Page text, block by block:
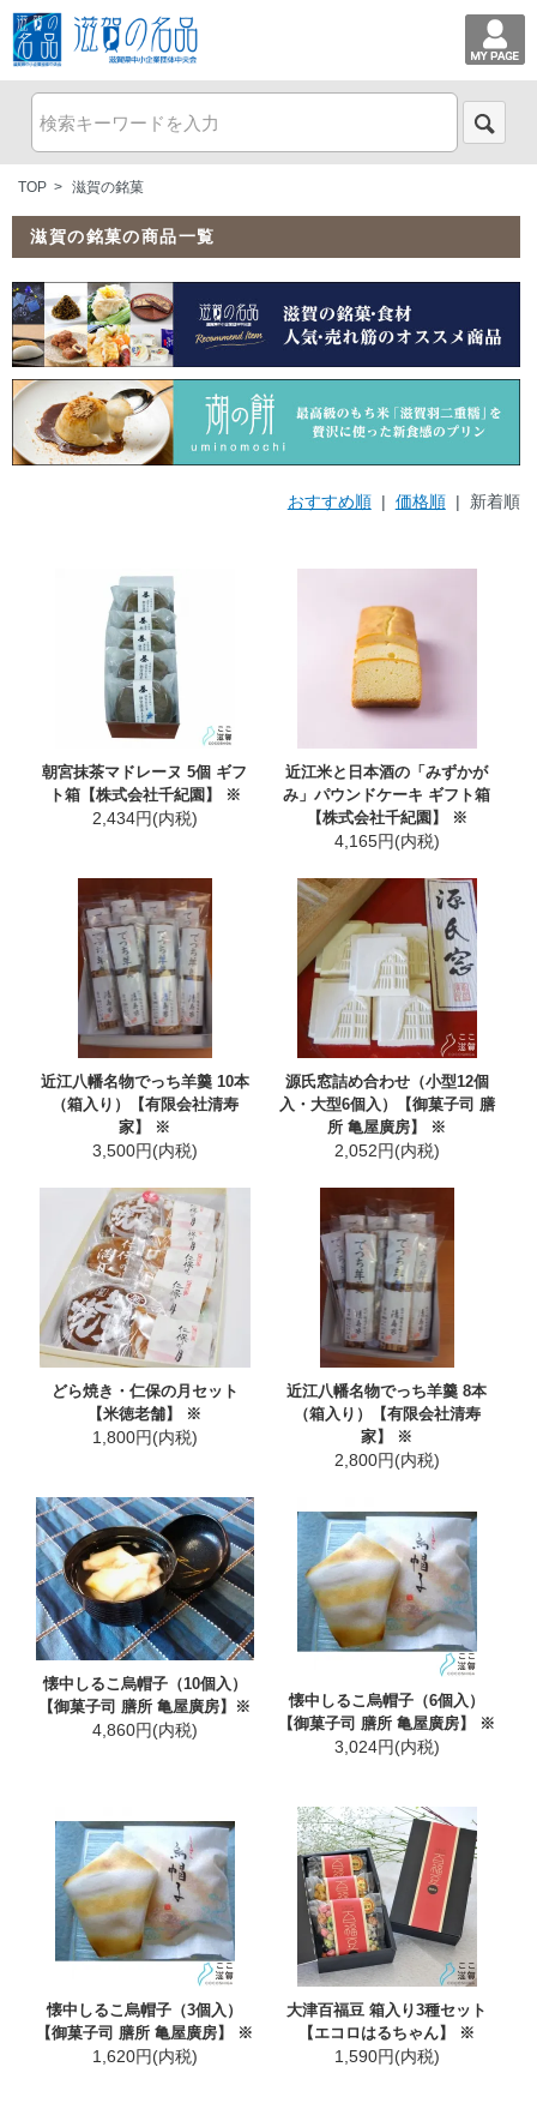
TOP > 滋賀の銘菓
滋賀の銘菓の商品一覧
おすすめ順| 価格順| 新着順
朝宮抹茶マドレーヌ 5個 ギフ
ト箱【株式会社千紀園】 ※
2,434円(内税)
近江米と日本酒の「みずかが
み」パウンドケーキ ギフト箱
【株式会社千紀園】 ※
4,165円(内税)
近江八幡名物でっち羊羹 10本
（箱入り）【有限会社清寿
家】 ※
3,500円(内税)
源氏窓詰め合わせ（小型12個
入・大型6個入）【御菓子司 膳
所 亀屋廣房】 ※
2,052円(内税)
どら焼き・仁保の月セット
【米徳老舗】 ※
1,800円(内税)
近江八幡名物でっち羊羹 8本
（箱入り）【有限会社清寿
家】 ※
2,800円(内税)
懐中しるこ烏帽子（10個入）
【御菓子司 膳所 亀屋廣房】※
4,860円(内税)
懐中しるこ烏帽子（6個入）
【御菓子司 膳所 亀屋廣房】 ※
3,024円(内税)
懐中しるこ烏帽子（3個入）
【御菓子司 膳所 亀屋廣房】 ※
1,620円(内税)
大津百福豆 箱入り3種セット
【エコロはるちゃん】 ※
1,590円(内税)